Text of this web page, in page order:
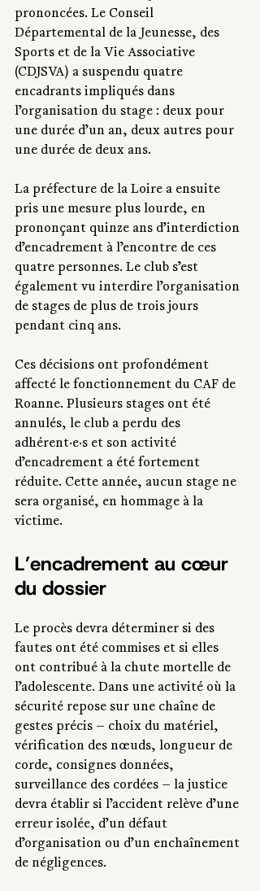
prononcées. Le Conseil
Départemental de la Jeunesse, des
Sports et de la Vie Associative
(CDJSVA) a suspendu quatre
encadrants impliqués dans
l’organisation du stage : deux pour
une durée d’un an, deux autres pour
une durée de deux ans.
La préfecture de la Loire a ensuite
pris une mesure plus lourde, en
prononçant quinze ans d’interdiction
d’encadrement à l’encontre de ces
quatre personnes. Le club s’est
également vu interdire l’organisation
de stages de plus de trois jours
pendant cinq ans.
Ces décisions ont profondément
affecté le fonctionnement du CAF de
Roanne. Plusieurs stages ont été
annulés, le club a perdu des
adhérent·e·s et son activité
d’encadrement a été fortement
réduite. Cette année, aucun stage ne
sera organisé, en hommage à la
victime.
L’encadrement au cœur
du dossier
Le procès devra déterminer si des
fautes ont été commises et si elles
ont contribué à la chute mortelle de
l’adolescente. Dans une activité où la
sécurité repose sur une chaîne de
gestes précis — choix du matériel,
vérification des nœuds, longueur de
corde, consignes données,
surveillance des cordées — la justice
devra établir si l’accident relève d’une
erreur isolée, d’un défaut
d’organisation ou d’un enchaînement
de négligences.